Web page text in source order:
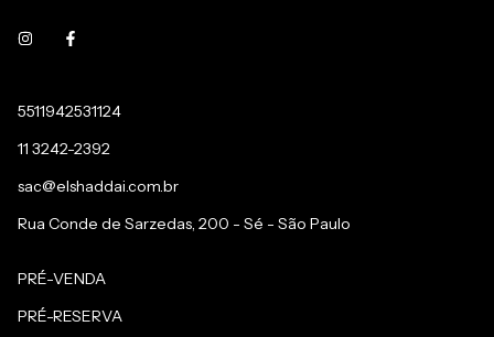
5511942531124
11 3242-2392
sac@elshaddai.com.br
Rua Conde de Sarzedas, 200 - Sé - São Paulo
PRÉ-VENDA
PRÉ-RESERVA